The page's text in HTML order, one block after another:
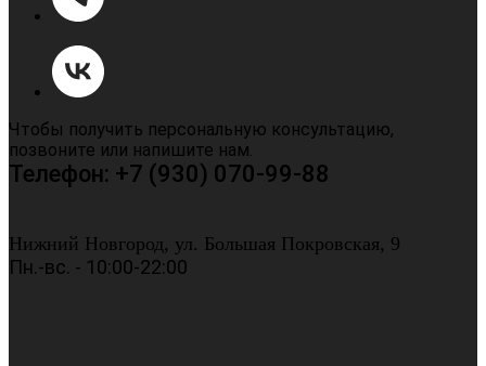
Чтобы получить персональную консультацию,
позвоните или напишите нам.
Телефон: +7 (930) 070-99-88
Нижний Новгород, ул. Большая Покровская, 9
Пн.-вс. - 10:00-22:00